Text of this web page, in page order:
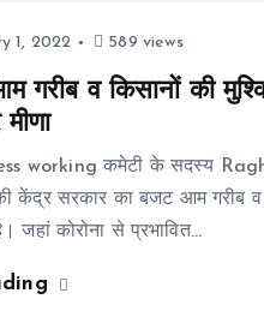
1, 2022 589 views
व किसानों की
working कमेटी के सदस्य
केंद्र सरकार का बजट आम गरीब व
जहां कोरोना से प्रभावित…